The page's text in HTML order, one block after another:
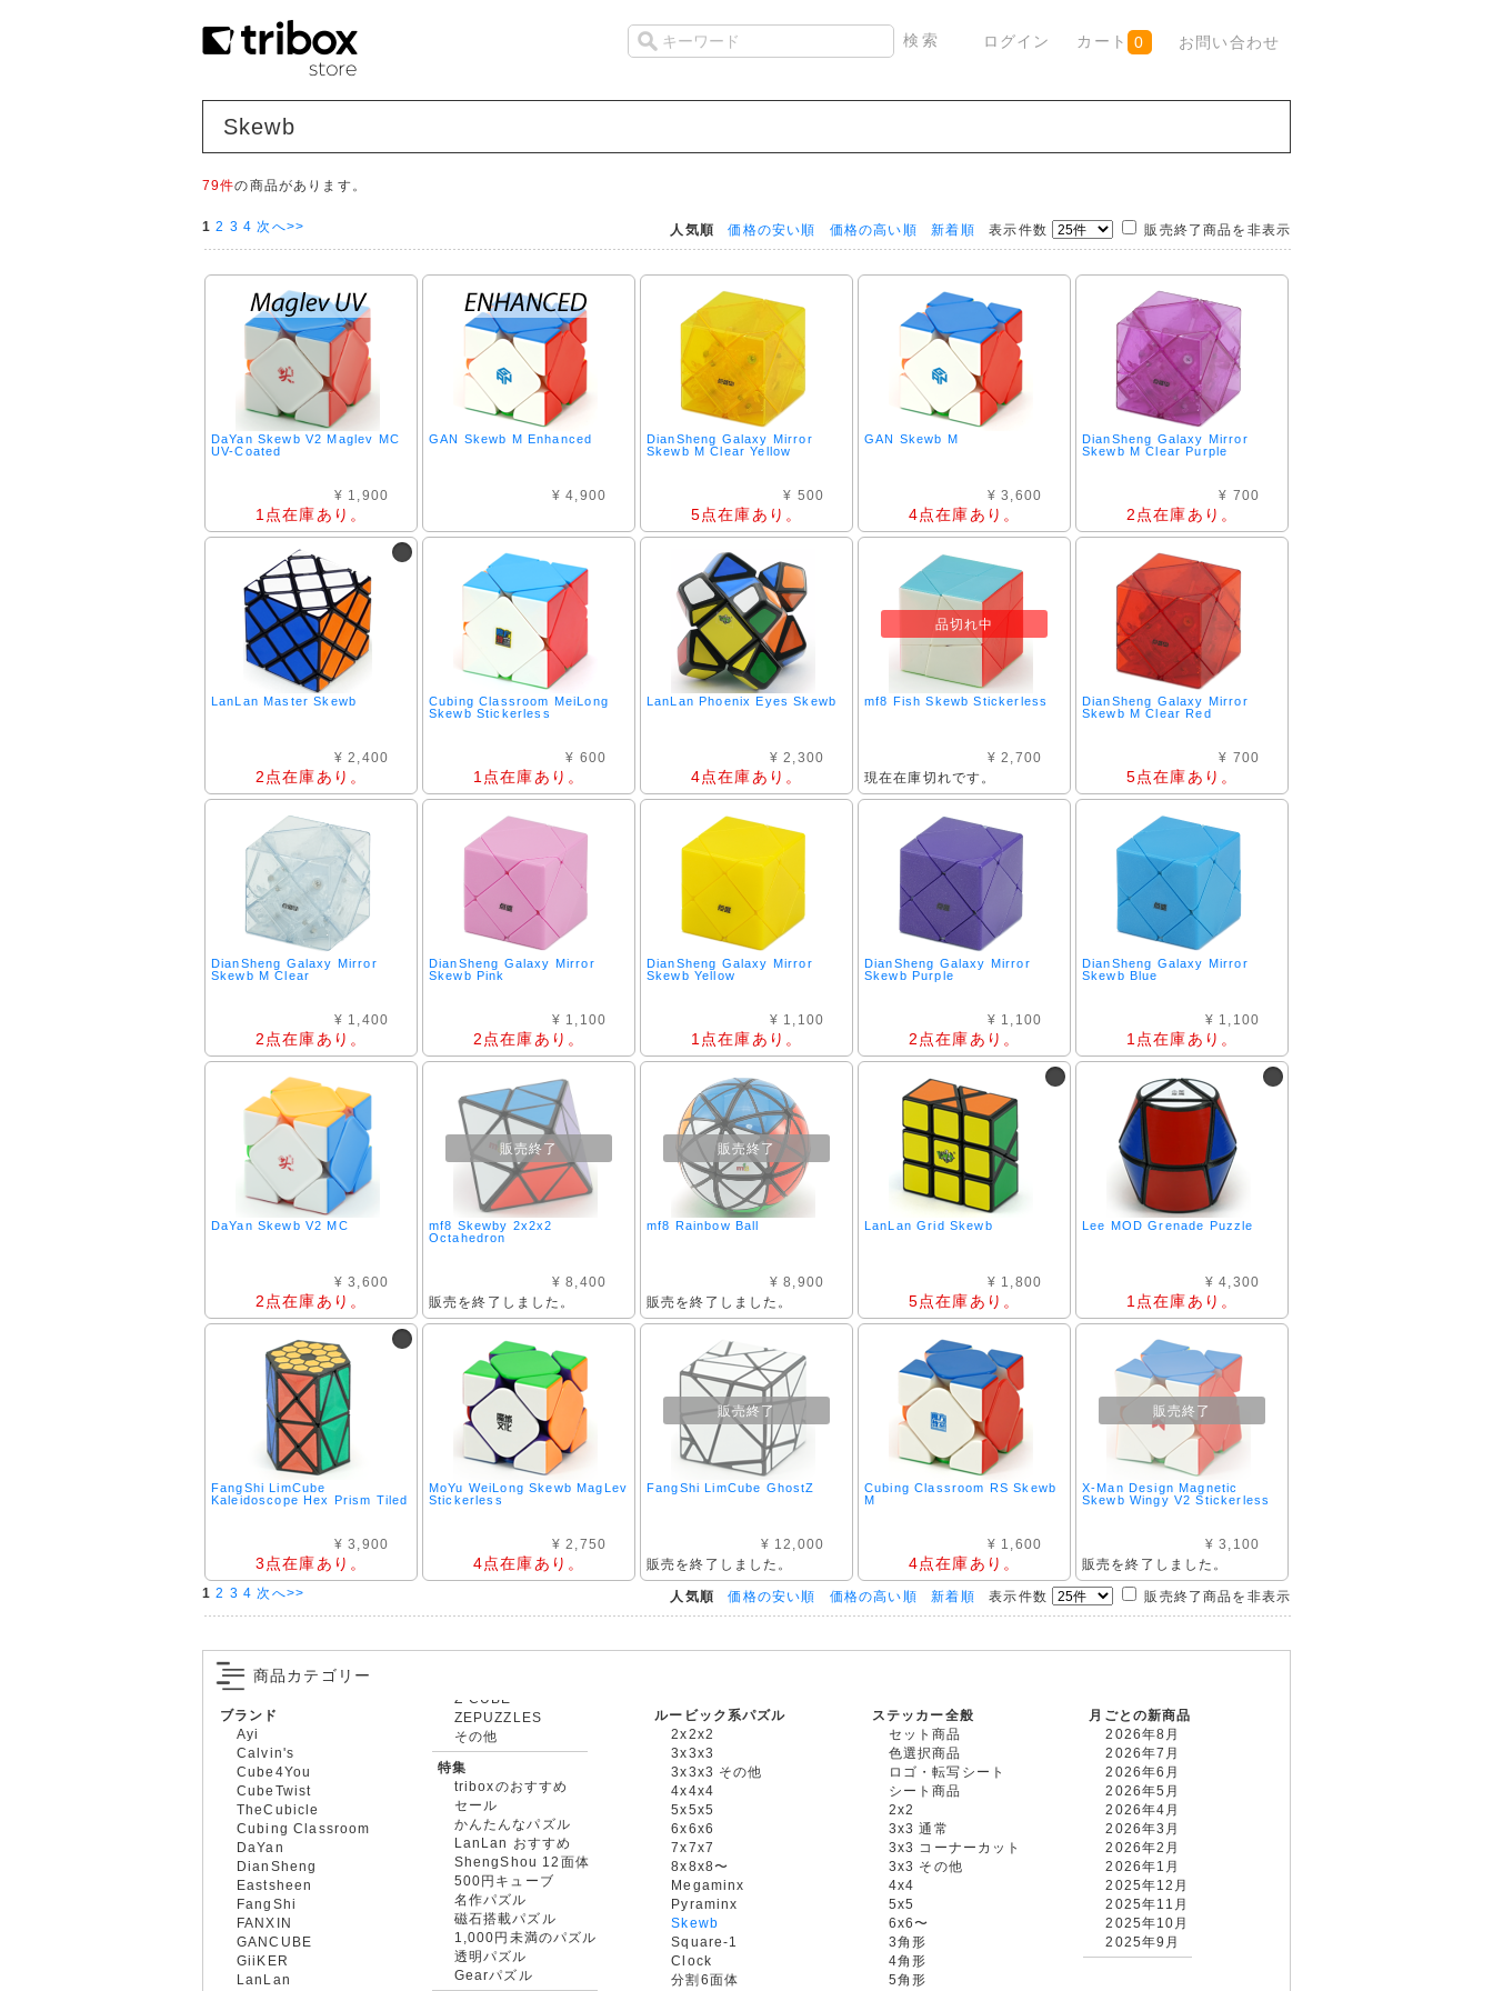
ログイン カート 0 お問い合わせ
Skewb
79件の商品があります。
人気順 価格の安い順 価格の高い順 新着順 表示件数 販売終了商品を非表示
1 2 3 4 次へ>>
DaYan Skewb V2 Maglev MC
UV-Coated
¥ 1,900
1点在庫あり。
GAN Skewb M Enhanced
¥ 4,900
DianSheng Galaxy Mirror
Skewb M Clear Yellow
¥ 500
5点在庫あり。
GAN Skewb M
¥ 3,600
4点在庫あり。
DianSheng Galaxy Mirror
Skewb M Clear Purple
¥ 700
2点在庫あり。
LanLan Master Skewb
¥ 2,400
2点在庫あり。
Cubing Classroom MeiLong
Skewb Stickerless
¥ 600
1点在庫あり。
LanLan Phoenix Eyes Skewb
¥ 2,300
4点在庫あり。
品切れ中
mf8 Fish Skewb Stickerless
¥ 2,700
現在在庫切れです。
DianSheng Galaxy Mirror
Skewb M Clear Red
¥ 700
5点在庫あり。
DianSheng Galaxy Mirror
Skewb M Clear
¥ 1,400
2点在庫あり。
DianSheng Galaxy Mirror
Skewb Pink
¥ 1,100
2点在庫あり。
DianSheng Galaxy Mirror
Skewb Yellow
¥ 1,100
1点在庫あり。
DianSheng Galaxy Mirror
Skewb Purple
¥ 1,100
2点在庫あり。
DianSheng Galaxy Mirror
Skewb Blue
¥ 1,100
1点在庫あり。
DaYan Skewb V2 MC
¥ 3,600
2点在庫あり。
販売終了
mf8 Skewby 2x2x2
Octahedron
¥ 8,400
販売を終了しました。
販売終了
mf8 Rainbow Ball
¥ 8,900
販売を終了しました。
LanLan Grid Skewb
¥ 1,800
5点在庫あり。
Lee MOD Grenade Puzzle
¥ 4,300
1点在庫あり。
FangShi LimCube
Kaleidoscope Hex Prism Tiled
¥ 3,900
3点在庫あり。
MoYu WeiLong Skewb MagLev
Stickerless
¥ 2,750
4点在庫あり。
販売終了
FangShi LimCube GhostZ
¥ 12,000
販売を終了しました。
Cubing Classroom RS Skewb
M
¥ 1,600
4点在庫あり。
販売終了
X-Man Design Magnetic
Skewb Wingy V2 Stickerless
¥ 3,100
販売を終了しました。
人気順 価格の安い順 価格の高い順 新着順 表示件数 販売終了商品を非表示
1 2 3 4 次へ>>
商品カテゴリー
ブランド
Ayi
Calvin's
Cube4You
CubeTwist
TheCubicle
Cubing Classroom
DaYan
DianSheng
Eastsheen
FangShi
FANXIN
GANCUBE
GiiKER
LanLan
ZEPUZZLES
その他
特集
triboxのおすすめ
セール
かんたんなパズル
LanLan おすすめ
ShengShou 12面体
500円キューブ
名作パズル
磁石搭載パズル
1,000円未満のパズル
透明パズル
Gearパズル
ルービック系パズル
2x2x2
3x3x3
3x3x3 その他
4x4x4
5x5x5
6x6x6
7x7x7
8x8x8〜
Megaminx
Pyraminx
Skewb
Square-1
Clock
分割6面体
ステッカー全般
セット商品
色選択商品
ロゴ・転写シート
シート商品
2x2
3x3 通常
3x3 コーナーカット
3x3 その他
4x4
5x5
6x6〜
3角形
4角形
5角形
月ごとの新商品
2026年8月
2026年7月
2026年6月
2026年5月
2026年4月
2026年3月
2026年2月
2026年1月
2025年12月
2025年11月
2025年10月
2025年9月